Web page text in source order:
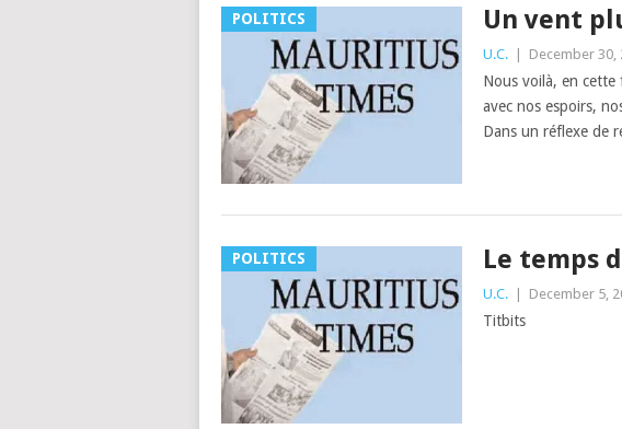
POLITICS Un vent
U.C. | December 30,
Nous voilà, en cette
avec nos espoirs,
Dans un réflexe de
POLITICS Le temps
U.C. | December 5,
Titbits